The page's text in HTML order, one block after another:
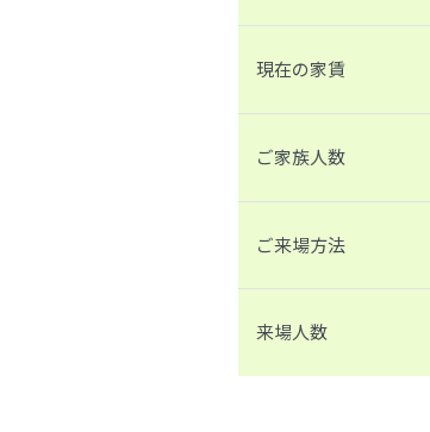
現在の家賃
ご家族人数
ご来場方法
来場人数